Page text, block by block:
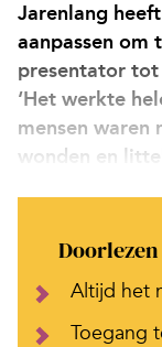
Jarenlang
aanpassen om
presentator tot
‘Het werkte
mensen waren
wonden en
Altijd het
Toegang